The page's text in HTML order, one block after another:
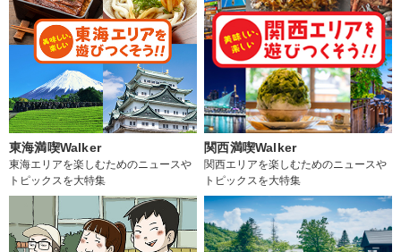
東海満喫Walker
東海エリアを楽しむためのニュースや
トピックスを大特集
関西満喫Walker
関西エリアを楽しむためのニュースや
トピックスを大特集